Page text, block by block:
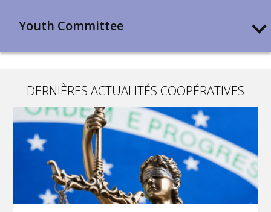
Youth Committee
DERNIÈRES ACTUALITÉS COOPÉRATIVES